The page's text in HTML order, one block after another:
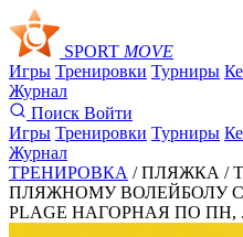
SPORT MOVE
Игры Тренировки Турниры
Журнал
Поиск Войти
Игры Тренировки Турниры
Журнал
ТРЕНИРОВКА / ПЛЯЖКА /
ПЛЯЖНОМУ ВОЛЕЙБОЛУ
PLAGE НАГОРНАЯ ПО ПН,